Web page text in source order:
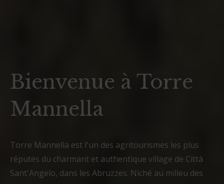
Bienvenue à Torre
Mannella
Torre Mannella est l'un des agritourismes les plus
réputés du charmant et authentique village de Città
Sant'Angelo, dans les Abruzzes. Niché au milieu des